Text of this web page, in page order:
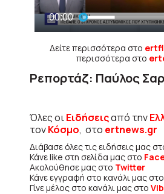
Δείτε περισσότερα στο
περισσότερα στο
Ρεπορτάζ: Παύλος
Όλες οιΕιδήσειςαπό την
τονΚόσμο, στο ertnews.gr
Διάβασε όλες τις ειδήσεις μας
Κάνε like στη σελίδα μας στο
Ακολούθησε μας στο Twitter
Κάνε εγγραφή στο κανάλι μας
Γίνε μέλος στο κανάλι μας στο